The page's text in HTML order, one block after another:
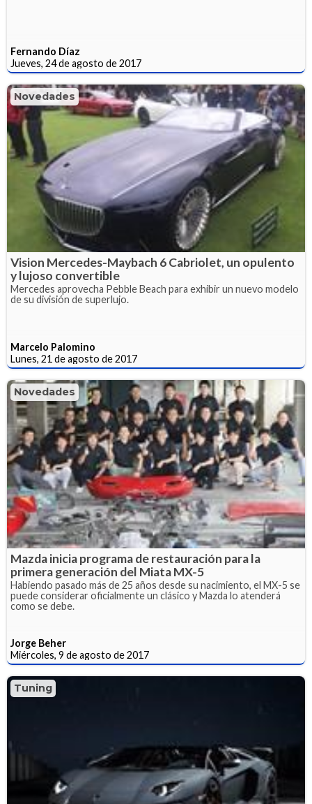
Fernando Díaz
Jueves, 24 de agosto de 2017
Novedades
Vision Mercedes-Maybach 6 Cabriolet, un opulento
y lujoso convertible
Mercedes aprovecha Pebble Beach para exhibir un nuevo modelo
de su división de superlujo.
Marcelo Palomino
Lunes, 21 de agosto de 2017
Novedades
Mazda inicia programa de restauración para la
primera generación del Miata MX-5
Habiendo pasado más de 25 años desde su nacimiento, el MX-5 se
puede considerar oficialmente un clásico y Mazda lo atenderá
como se debe.
Jorge Beher
Miércoles, 9 de agosto de 2017
Tuning